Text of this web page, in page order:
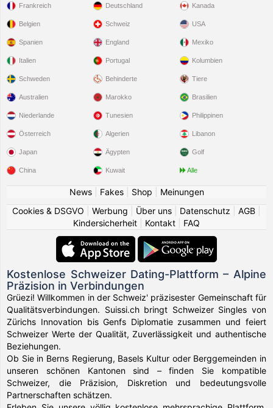
Frankreich
Belgien
Spanien
Italien
Schweden
Deutschland
Schweiz
England
Portugal
Behinderte
Kanada
USA
Mexiko
Kolumbien
Tiere
Australien
Niederlande
Österreich
Japan
China
Marokko
Tunesien
Algerien
Ägypten
Kuwait
Brasilien
Philippinen
Libanon
Golf
Alle
News| Fakes| Shop
Meinungen
Cookies & DSGVO
Werbung Über uns Datenschutz AGB
Kindersicherheit
Kontakt FAQ
Kostenlose Schweizer Dating-Plattform – Alpine
Präzision in Verbindungen
Grüezi! Willkommen in der Schweiz' präzisester Gemeinschaft für
Qualitätsverbindungen. Suissi.ch bringt Schweizer Singles von
Zürichs Innovation bis Genfs Diplomatie zusammen und feiert
Schweizer Werte der Qualität, Zuverlässigkeit und authentische
Beziehungen.
Ob Sie in Berns Regierung, Basels Kultur oder Berggemeinden in
unseren schönen Kantonen sind – finden Sie kompatible
Schweizer, die Präzision, Diskretion und bedeutungsvolle
Partnerschaften schätzen.